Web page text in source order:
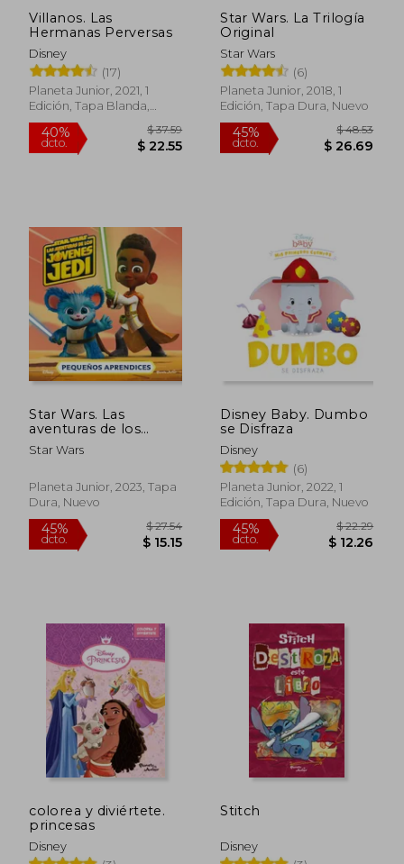
45%
dcto. $ 23.46 dcto.
40%
dcto. $ 21.72
45%
dcto.
Villanos. Las
Hermanas Perversas
Disney
(17)
Planeta Junior, 2021, 1
Edición, Tapa Blanda,
Nuevo
Star Wars. La Trilogía
Original
Star Wars
(6)
Planeta Junior, 2018, 1
Edición, Tapa Dura, Nuevo
Star Wars. Las
aventuras de los
jóvenes Jedi.
Pequeños aprendices
Star Wars
Planeta Junior, 2023, Tapa
Dura, Nuevo
Disney Baby. Dumbo
se Disfraza
Disney
(6)
Planeta Junior, 2022, 1
Edición, Tapa Dura, Nuevo
colorea y diviértete.
princesas
Disney
Stitch
Disney